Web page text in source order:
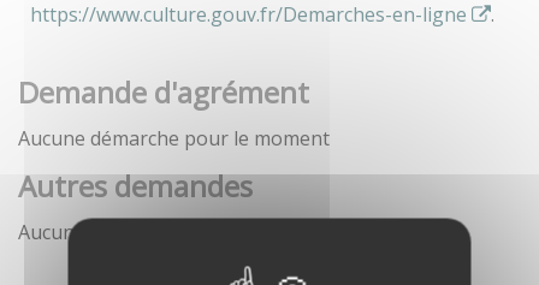
https://www.culture.gouv.fr/Demarches-en-ligne
.
Demande d'agrément
Aucune démarche pour le moment
Autres demandes
Aucune démarche pour le moment